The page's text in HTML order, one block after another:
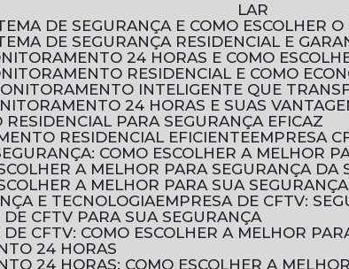
LAR
DE SEGURANÇA E COMO ESCOLHER
DE SEGURANÇA RESIDENCIAL E
24 HORAS E COMO
RESIDENCIAL E COMO
INTELIGENTE QUE
24 HORAS E SUAS
RESIDENCIAL PARA SEGURANÇA EFICAZ
RESIDENCIAL EFICIENTE
EMPRESA
COMO ESCOLHER A MELHOR
A MELHOR PARA SEGURANÇA
A MELHOR PARA SUA
E TECNOLOGIA
EMPRESA DE CFTV:
DE CFTV PARA SUA SEGURANÇA
DE CFTV: COMO ESCOLHER A MELHOR
24 HORAS
24 HORAS: COMO ESCOLHER A